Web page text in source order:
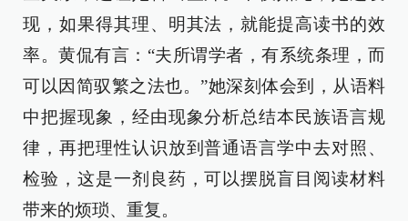
现，如果得其理、明其法，就能提高读书的效
率。黄侃有言：“夫所谓学者，有系统条理，而
可以因简驭繁之法也。”她深刻体会到，从语料
中把握现象，经由现象分析总结本民族语言规
律，再把理性认识放到普通语言学中去对照、
检验，这是一剂良药，可以摆脱盲目阅读材料
带来的烦琐、重复。